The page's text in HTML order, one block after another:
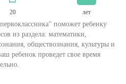
20 лет
поможет ребенку
из раздела: математики,
обществознания, культуры и
ребенок проведет свое время